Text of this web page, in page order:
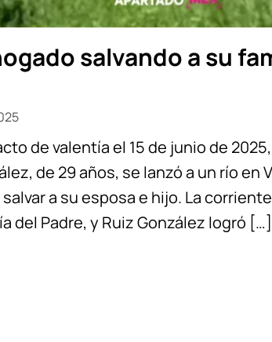
salvando a su
de valentía el 15 de junio de
de 29 años, se lanzó a un río en
a su esposa e hijo. La
del Padre, y Ruiz González logró […]